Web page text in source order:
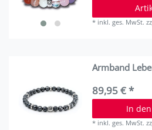
* inkl. ges. MwSt.
Armband
89,95 € *
In
* inkl. ges. MwSt.